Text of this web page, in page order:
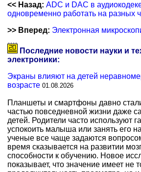
<< Назад: ADC и DAC в
одновременно работать на разных
>> Вперед: Электронная
Последние новости науки и
электроники:
Экраны влияют на детей
возрасте 01.08.2026
Планшеты и смартфоны давно
частью повседневной жизни даже
детей. Родители часто используют
успокоить малыша или занять его
ученые все чаще задаются
время сказывается на развитии
способности к обучению. Новое
показывает, что значение имеет не